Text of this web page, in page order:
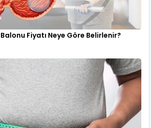
Fiyatı Neye Göre Belirlenir?